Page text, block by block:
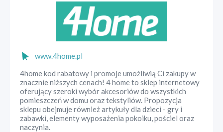
www.4home.pl
4home kod rabatowy i promoje umożliwią Ci zakupy w
znacznie niższych cenach! 4 home to sklep internetowy
oferujący szeroki wybór akcesoriów do wszystkich
pomieszczeń w domu oraz tekstyliów. Propozycja
sklepu obejmuje również artykuły dla dzieci - gry i
zabawki, elementy wyposażenia pokoiku, pościel oraz
naczynia.